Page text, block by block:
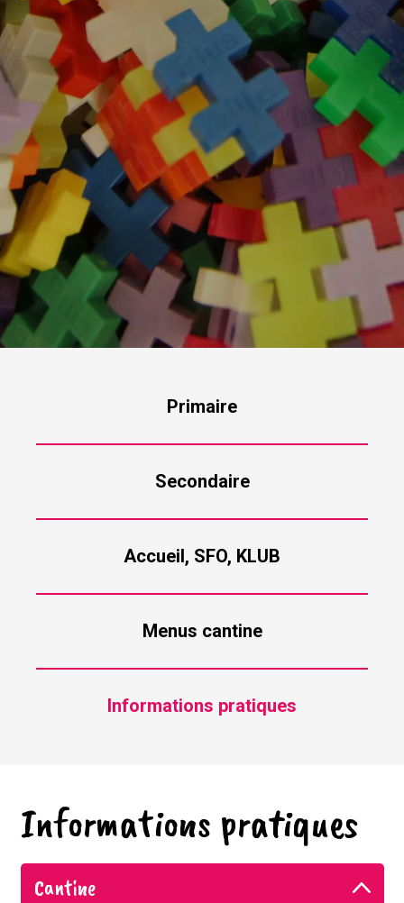
Primaire
Secondaire
Accueil, SFO, KLUB
Menus cantine
Informations pratiques
Informations pratiques
Cantine